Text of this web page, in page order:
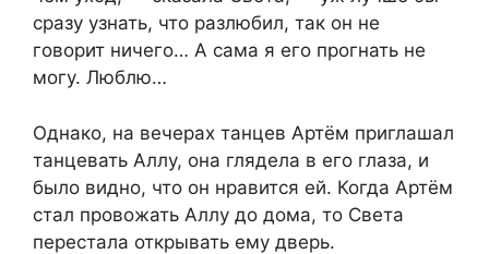
сразу узнать, что разлюбил, так он не
говорит ничего… А сама я его прогнать не
могу. Люблю…
Однако, на вечерах танцев Артём приглашал
танцевать Аллу, она глядела в его глаза, и
было видно, что он нравится ей. Когда Артём
стал провожать Аллу до дома, то Света
перестала открывать ему дверь.